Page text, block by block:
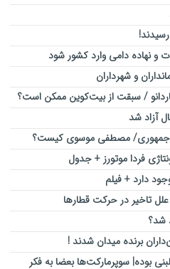
و شهرداران
/ سبقت از بیت‌کوین ممکن است؟
آزاد شد
جمهوری/ مصطفی موسوی کیست؟
فردا موتورز + جدول
دارد + فیلم
شد؟
برنده میدان شدند !
بوده| سوپرمارکت‌ها بعضا به فکر